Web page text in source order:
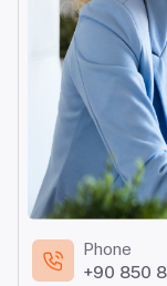
Phone
+90 850